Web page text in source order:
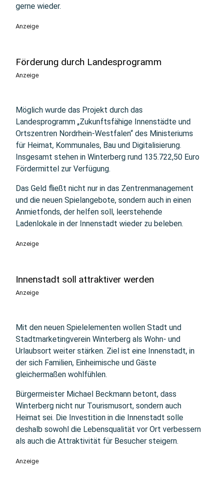
gerne wieder.
Anzeige
Förderung durch Landesprogramm
Anzeige
Möglich wurde das Projekt durch das
Landesprogramm „Zukunftsfähige Innenstädte und
Ortszentren Nordrhein-Westfalen“ des Ministeriums
für Heimat, Kommunales, Bau und Digitalisierung.
Insgesamt stehen in Winterberg rund 135.722,50 Euro
Fördermittel zur Verfügung.
Das Geld fließt nicht nur in das Zentrenmanagement
und die neuen Spielangebote, sondern auch in einen
Anmietfonds, der helfen soll, leerstehende
Ladenlokale in der Innenstadt wieder zu beleben.
Anzeige
Innenstadt soll attraktiver werden
Anzeige
Mit den neuen Spielelementen wollen Stadt und
Stadtmarketingverein Winterberg als Wohn- und
Urlaubsort weiter stärken. Ziel ist eine Innenstadt, in
der sich Familien, Einheimische und Gäste
gleichermaßen wohlfühlen.
Bürgermeister Michael Beckmann betont, dass
Winterberg nicht nur Tourismusort, sondern auch
Heimat sei. Die Investition in die Innenstadt solle
deshalb sowohl die Lebensqualität vor Ort verbessern
als auch die Attraktivität für Besucher steigern.
Anzeige